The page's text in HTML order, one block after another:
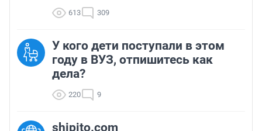
613 309
У кого дети поступали в этом
году в ВУЗ, отпишитесь как
дела?
220 9
shipito.com